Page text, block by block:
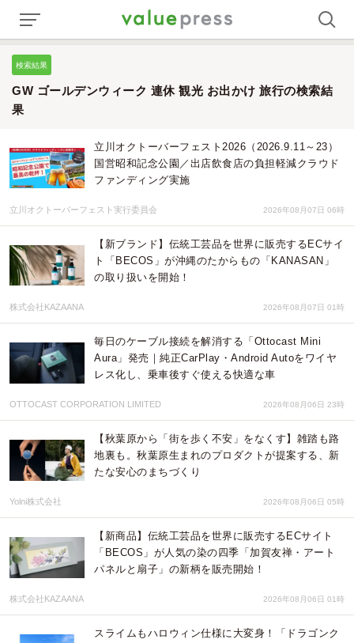
検索結果
GW ゴールデンウィーク 連休 観光 お出かけ 旅行の検索結
果
立川オクトーバーフェスト2026（2026.9.11～23）
国営昭和記念公園／出店飲食店の負担軽減クラウド
ファンディング実施
立川オクトーバーフェスト実行委員会 2026年08月07日 06時
【新ブランド】伝統工芸品を世界に販売するECサイ
ト「BECOS」が沖縄のたからもの「KANASAN」
の取り扱いを開始！
株式会社KAZAANA 2026年08月07日 01時
毎日のケーブル接続を解消する「Ottocast Mini
Aura」発売｜純正CarPlay・Android Autoをワイヤ
レス化し、乗車後すぐ使える快適な車
OTTOCAST CORPORATION LIMITED 2026年08月06日 23時
【秋葉原から「街を歩く不安」をなくす】雑踏も路
地裏も。秋葉原生まれのプロダクトが提案する、新
たな安心のまちづくり
Yolni株式会社 2026年08月06日 05時
【新商品】伝統工芸品を世界に販売するECサイト
「BECOS」が人気の染の四季「加賀友禅・アート
パネルと扇子」の新柄を販売開始！
株式会社KAZAANA 2026年08月06日 01時
スライムもハロウィン仕様に大変身！「ドラゴンク